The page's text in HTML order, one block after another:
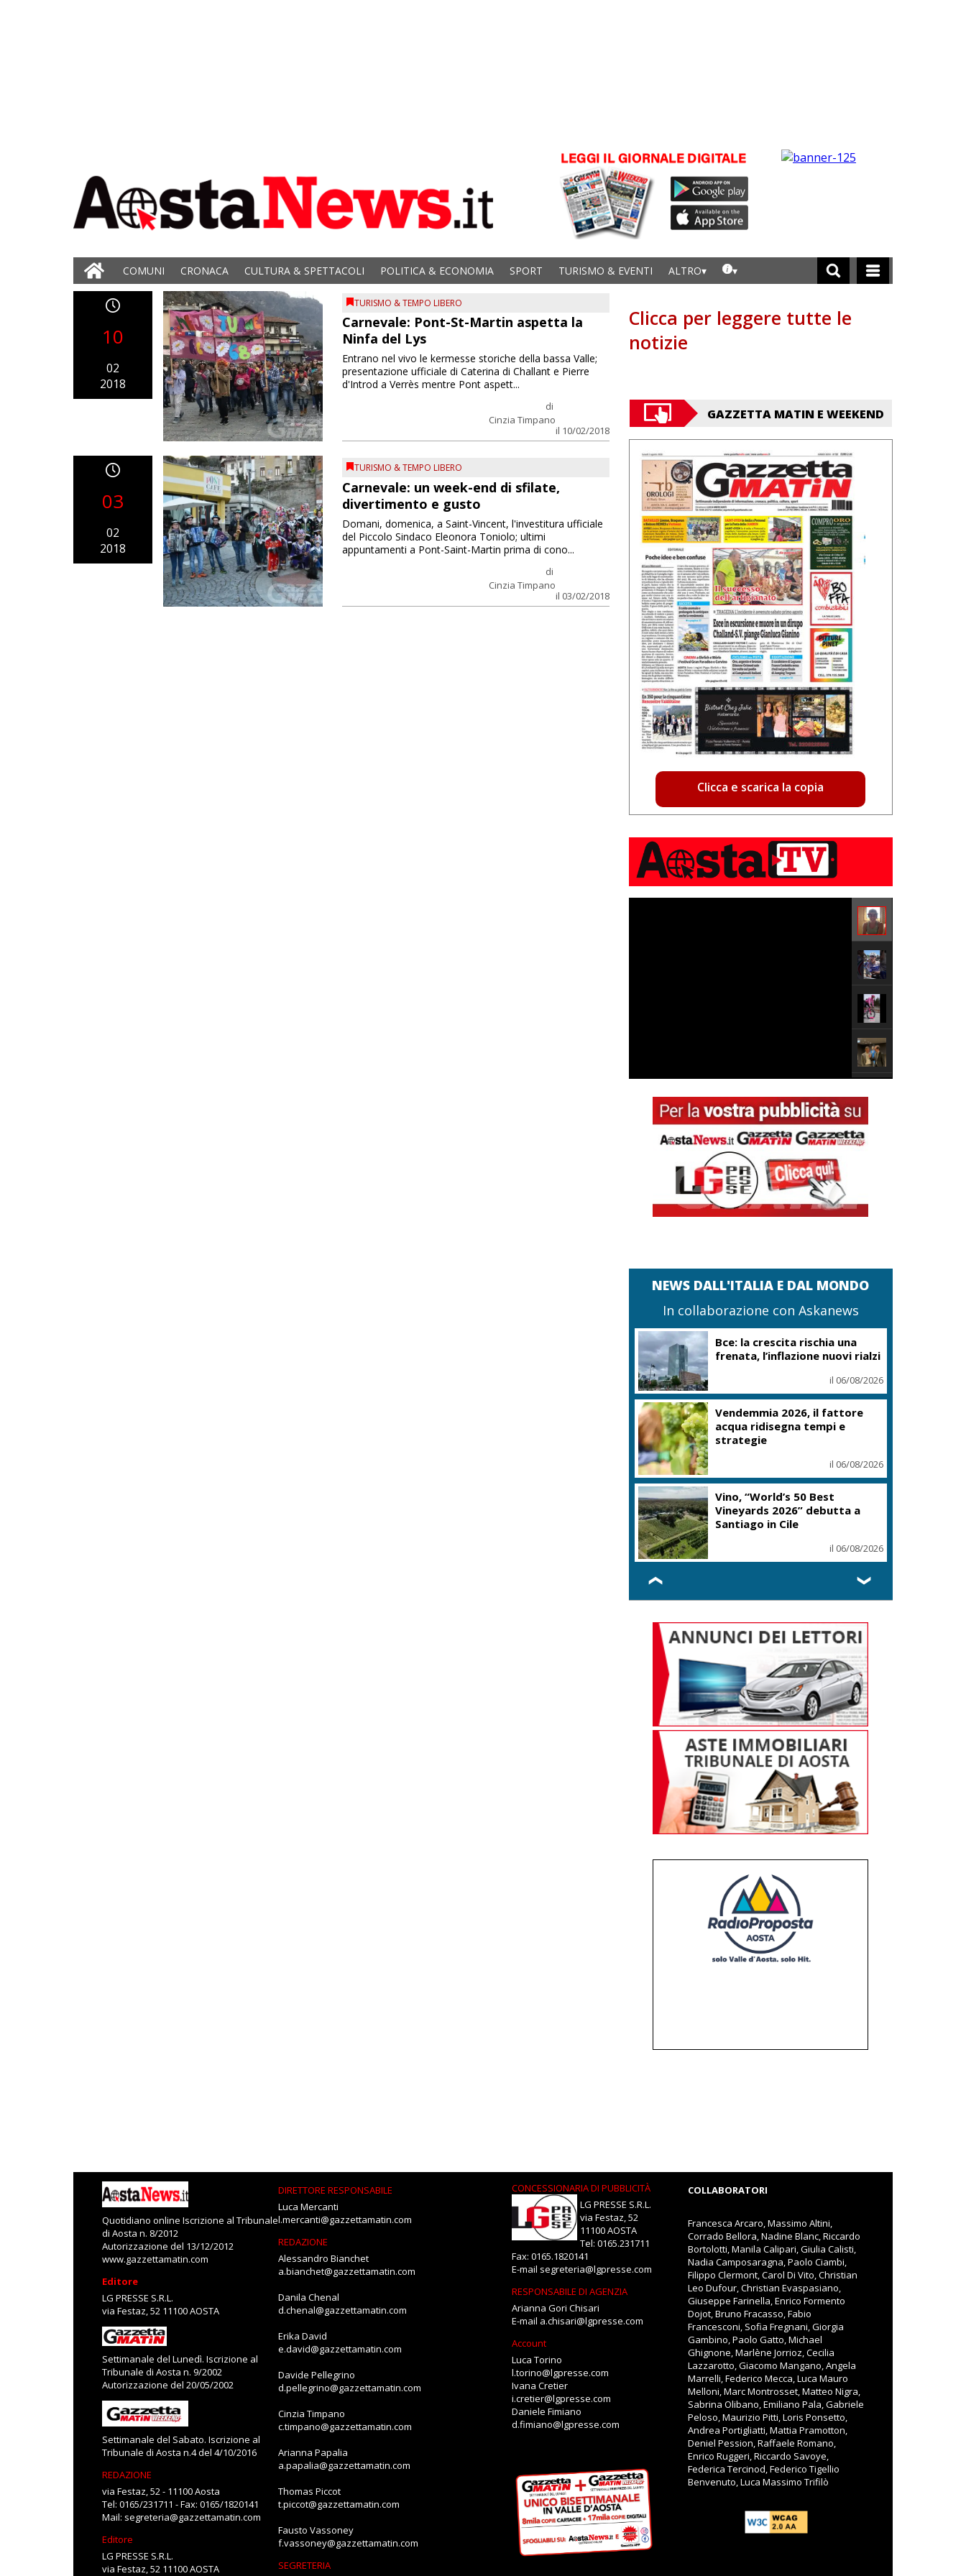
COMUNI CRONACA CULTURA & SPETTACOLI POLITICA & ECONOMIA SPORT TURISMO & EVENTI ALTRO
10
02
2018
TURISMO & TEMPO LIBERO
Carnevale: Pont-St-Martin aspetta la
Ninfa del Lys
di
Cinzia Timpano
il 10/02/2018
Entrano nel vivo le kermesse storiche della bassa Valle;
presentazione ufficiale di Caterina di Challant e Pierre
d'Introd a Verrès mentre Pont aspett...
03
02
2018
TURISMO & TEMPO LIBERO
Carnevale: un week-end di sfilate,
divertimento e gusto
di
Cinzia Timpano
il 03/02/2018
Domani, domenica, a Saint-Vincent, l'investitura ufficiale
del Piccolo Sindaco Eleonora Toniolo; ultimi
appuntamenti a Pont-Saint-Martin prima di cono...
Clicca per leggere tutte le
notizie
GAZZETTA MATIN E WEEKEND
Clicca e scarica la copia
NEWS DALL'ITALIA E DAL MONDO
In collaborazione con Askanews
Bce: la crescita rischia una
frenata, l’inflazione nuovi rialzi
il 06/08/2026
Vendemmia 2026, il fattore
acqua ridisegna tempi e
strategie
il 06/08/2026
Vino, “World’s 50 Best
Vineyards 2026” debutta a
Santiago in Cile
il 06/08/2026
❮ ❯
Quotidiano online Iscrizione al Tribunale
di Aosta n. 8/2012
Autorizzazione del 13/12/2012
www.gazzettamatin.com
Editore
LG PRESSE S.R.L.
via Festaz, 52 11100 AOSTA
Settimanale del Lunedì. Iscrizione al
Tribunale di Aosta n. 9/2002
Autorizzazione del 20/05/2002
Settimanale del Sabato. Iscrizione al
Tribunale di Aosta n.4 del 4/10/2016
REDAZIONE
via Festaz, 52 - 11100 Aosta
Tel: 0165/231711 - Fax: 0165/1820141
Mail: segreteria@gazzettamatin.com
Editore
LG PRESSE S.R.L.
via Festaz, 52 11100 AOSTA
DIRETTORE RESPONSABILE
Luca Mercanti
l.mercanti@gazzettamatin.com
REDAZIONE
Alessandro Bianchet
a.bianchet@gazzettamatin.com
Danila Chenal
d.chenal@gazzettamatin.com
Erika David
e.david@gazzettamatin.com
Davide Pellegrino
d.pellegrino@gazzettamatin.com
Cinzia Timpano
c.timpano@gazzettamatin.com
Arianna Papalia
a.papalia@gazzettamatin.com
Thomas Piccot
t.piccot@gazzettamatin.com
Fausto Vassoney
f.vassoney@gazzettamatin.com
SEGRETERIA
CONCESSIONARIA DI PUBBLICITÀ
LG PRESSE S.R.L.
via Festaz, 52
11100 AOSTA
Tel: 0165.231711
Fax: 0165.1820141
E-mail segreteria@lgpresse.com
RESPONSABILE DI AGENZIA
Arianna Gori Chisari
E-mail a.chisari@lgpresse.com
Account
Luca Torino
l.torino@lgpresse.com
Ivana Cretier
i.cretier@lgpresse.com
Daniele Fimiano
d.fimiano@lgpresse.com
COLLABORATORI
Francesca Arcaro, Massimo Altini,
Corrado Bellora, Nadine Blanc, Riccardo
Bortolotti, Manila Calipari, Giulia Calisti,
Nadia Camposaragna, Paolo Ciambi,
Filippo Clermont, Carol Di Vito, Christian
Leo Dufour, Christian Evaspasiano,
Giuseppe Farinella, Enrico Formento
Dojot, Bruno Fracasso, Fabio
Francesconi, Sofia Fregnani, Giorgia
Gambino, Paolo Gatto, Michael
Ghignone, Marlène Jorrioz, Cecilia
Lazzarotto, Giacomo Mangano, Angela
Marrelli, Federico Mecca, Luca Mauro
Melloni, Marc Montrosset, Matteo Nigra,
Sabrina Olibano, Emiliano Pala, Gabriele
Peloso, Maurizio Pitti, Loris Ponsetto,
Andrea Portigliatti, Mattia Pramotton,
Deniel Pession, Raffaele Romano,
Enrico Ruggeri, Riccardo Savoye,
Federica Tercinod, Federico Tigellio
Benvenuto, Luca Massimo Trifilò